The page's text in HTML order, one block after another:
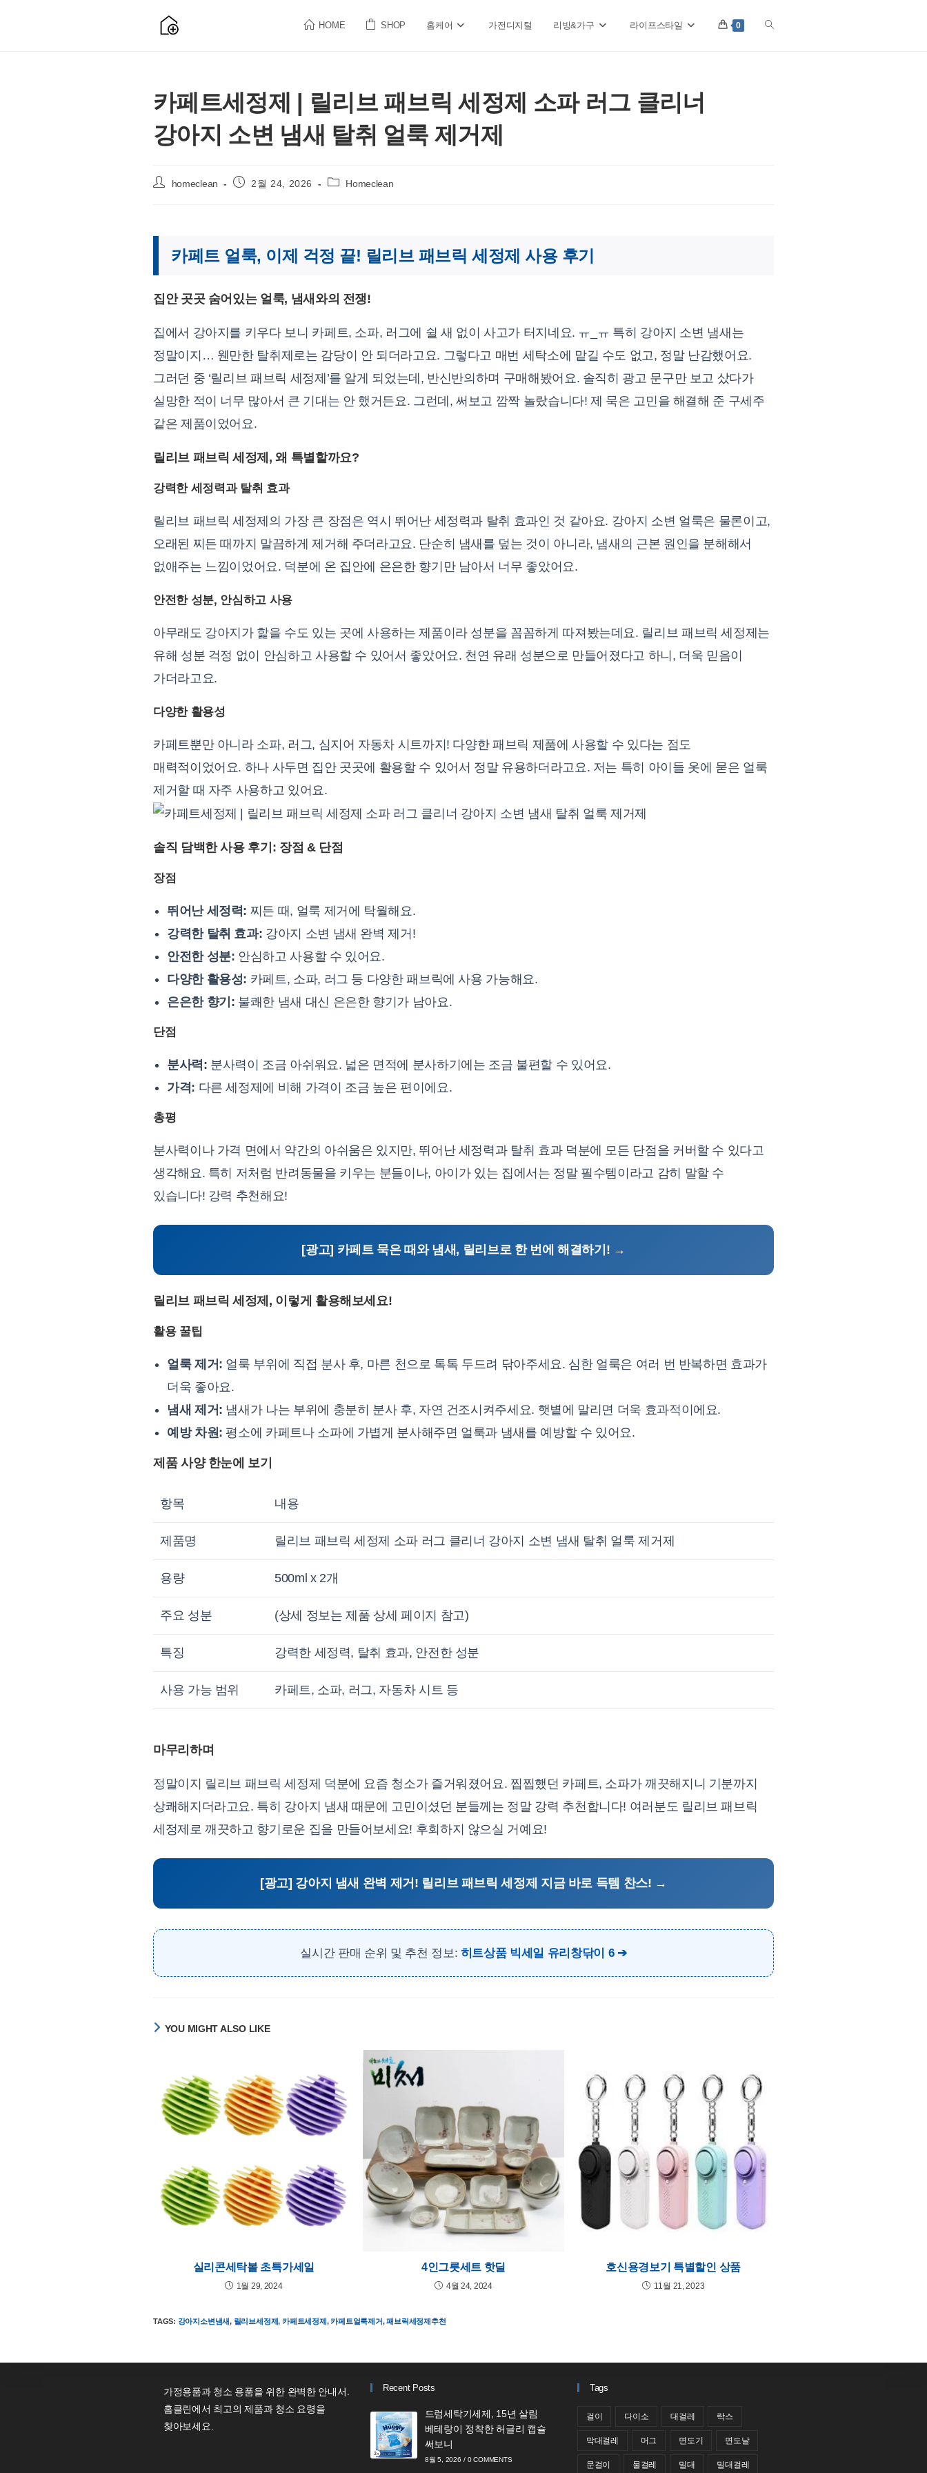
HOME SHOP 홈케어 가전디지털 리빙&가구 라이프스타일 0 Toggle
카페트세정제 | 릴리브 패브릭 세정제 소파 러그 클리너
강아지 소변 냄새 탈취 얼룩 제거제
Post
homeclean
Post 2월 24, 2026
Post Homeclean
카페트 얼룩, 이제 걱정 끝! 릴리브 패브릭 세정제 사용 후기
집안 곳곳 숨어있는 얼룩, 냄새와의 전쟁!
집에서 강아지를 키우다 보니 카페트, 소파, 러그에 쉴 새 없이 사고가 터지네요. ㅠ_ㅠ 특히 강아지 소변 냄새는
정말이지… 웬만한 탈취제로는 감당이 안 되더라고요. 그렇다고 매번 세탁소에 맡길 수도 없고, 정말 난감했어요.
그러던 중 ‘릴리브 패브릭 세정제’를 알게 되었는데, 반신반의하며 구매해봤어요. 솔직히 광고 문구만 보고 샀다가
실망한 적이 너무 많아서 큰 기대는 안 했거든요. 그런데, 써보고 깜짝 놀랐습니다! 제 묵은 고민을 해결해 준 구세주
같은 제품이었어요.
릴리브 패브릭 세정제, 왜 특별할까요?
강력한 세정력과 탈취 효과
릴리브 패브릭 세정제의 가장 큰 장점은 역시 뛰어난 세정력과 탈취 효과인 것 같아요. 강아지 소변 얼룩은 물론이고,
오래된 찌든 때까지 말끔하게 제거해 주더라고요. 단순히 냄새를 덮는 것이 아니라, 냄새의 근본 원인을 분해해서
없애주는 느낌이었어요. 덕분에 온 집안에 은은한 향기만 남아서 너무 좋았어요.
안전한 성분, 안심하고 사용
아무래도 강아지가 핥을 수도 있는 곳에 사용하는 제품이라 성분을 꼼꼼하게 따져봤는데요. 릴리브 패브릭 세정제는
유해 성분 걱정 없이 안심하고 사용할 수 있어서 좋았어요. 천연 유래 성분으로 만들어졌다고 하니, 더욱 믿음이
가더라고요.
다양한 활용성
카페트뿐만 아니라 소파, 러그, 심지어 자동차 시트까지! 다양한 패브릭 제품에 사용할 수 있다는 점도
매력적이었어요. 하나 사두면 집안 곳곳에 활용할 수 있어서 정말 유용하더라고요. 저는 특히 아이들 옷에 묻은 얼룩
제거할 때 자주 사용하고 있어요.
솔직 담백한 사용 후기: 장점 & 단점
장점
뛰어난 세정력: 찌든 때, 얼룩 제거에 탁월해요.
강력한 탈취 효과: 강아지 소변 냄새 완벽 제거!
안전한 성분: 안심하고 사용할 수 있어요.
다양한 활용성: 카페트, 소파, 러그 등 다양한 패브릭에 사용 가능해요.
은은한 향기: 불쾌한 냄새 대신 은은한 향기가 남아요.
단점
분사력: 분사력이 조금 아쉬워요. 넓은 면적에 분사하기에는 조금 불편할 수 있어요.
가격: 다른 세정제에 비해 가격이 조금 높은 편이에요.
총평
분사력이나 가격 면에서 약간의 아쉬움은 있지만, 뛰어난 세정력과 탈취 효과 덕분에 모든 단점을 커버할 수 있다고
생각해요. 특히 저처럼 반려동물을 키우는 분들이나, 아이가 있는 집에서는 정말 필수템이라고 감히 말할 수
있습니다! 강력 추천해요!
[광고] 카페트 묵은 때와 냄새, 릴리브로 한 번에 해결하기! →
릴리브 패브릭 세정제, 이렇게 활용해보세요!
활용 꿀팁
얼룩 제거: 얼룩 부위에 직접 분사 후, 마른 천으로 톡톡 두드려 닦아주세요. 심한 얼룩은 여러 번 반복하면 효과가
더욱 좋아요.
냄새 제거: 냄새가 나는 부위에 충분히 분사 후, 자연 건조시켜주세요. 햇볕에 말리면 더욱 효과적이에요.
예방 차원: 평소에 카페트나 소파에 가볍게 분사해주면 얼룩과 냄새를 예방할 수 있어요.
제품 사양 한눈에 보기
항목 내용
제품명 릴리브 패브릭 세정제 소파 러그 클리너 강아지 소변 냄새 탈취 얼룩 제거제
용량 500ml x 2개
주요 성분 (상세 정보는 제품 상세 페이지 참고)
특징 강력한 세정력, 탈취 효과, 안전한 성분
사용 가능 범위 카페트, 소파, 러그, 자동차 시트 등
마무리하며
정말이지 릴리브 패브릭 세정제 덕분에 요즘 청소가 즐거워졌어요. 찝찝했던 카페트, 소파가 깨끗해지니 기분까지
상쾌해지더라고요. 특히 강아지 냄새 때문에 고민이셨던 분들께는 정말 강력 추천합니다! 여러분도 릴리브 패브릭
세정제로 깨끗하고 향기로운 집을 만들어보세요! 후회하지 않으실 거예요!
[광고] 강아지 냄새 완벽 제거! 릴리브 패브릭 세정제 지금 바로 득템 찬스! →
실시간 판매 순위 및 추천 정보: 히트상품 빅세일 유리창닦이 6
YOU MIGHT ALSO LIKE
실리콘세탁볼 초특가세일
1월 29, 2024
4인그릇세트 핫딜
4월 24, 2024
호신용경보기 특별할인 상품
11월 21, 2023
TAGS: 강아지소변냄새, 릴리브세정제, 카페트세정제, 카페트얼룩제거, 패브릭세정제추천
가정용품과 청소 용품을 위한 완벽한 안내서.
홈클린에서 최고의 제품과 청소 요령을
찾아보세요.
Recent Posts
드럼세탁기세제, 15년 살림
베테랑이 정착한 허글리 캡슐
써보니
8월 5, 2026 / 0 COMMENTS
Tags
걸이 다이소 대걸레 락스
막대걸레 머그 면도기 면도날
문걸이 물걸레 밀대 밀대걸레